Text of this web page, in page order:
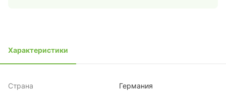
Характеристики
Страна Германия